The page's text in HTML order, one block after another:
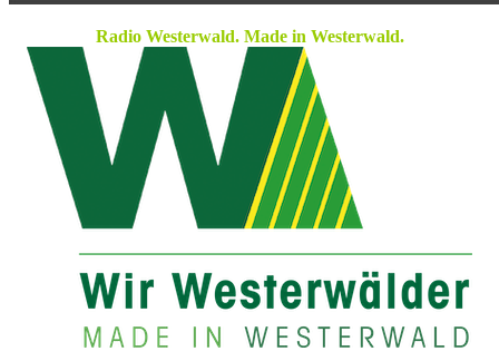
Radio Westerwald. Made in Westerwald.